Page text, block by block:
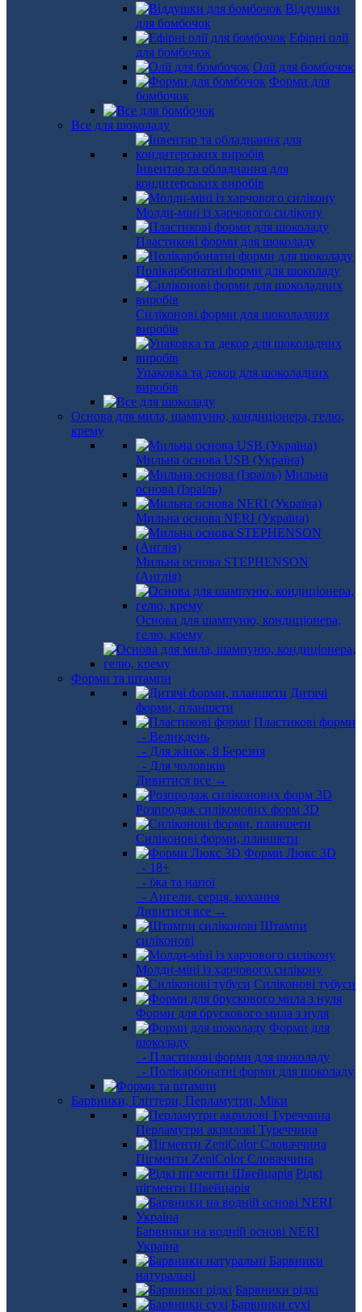
Віддушки
для бомбочок
Ефірні олії
для бомбочок
Олії для бомбочок
Форми для
бомбочок
Все для шоколаду
Інвентар та обладнання для
кондитерських виробів
Молди-міні із харчового силікону
Пластикові форми для шоколаду
Полікарбонатні форми для шоколаду
Силіконові форми для шоколадних
виробів
Упаковка та декор для шоколадних
виробів
Основа для мила, шампуню, кондиціонера, гелю,
крему
Мильна основа USB (Україна)
Мильна
основа (Ізраїль)
Мильна основа NERI (Україна)
Мильна основа STEPHENSON
(Англія)
Основа для шампуню, кондиціонера,
гелю, крему
Форми та штампи
Дитячі
форми, планшети
Пластикові форми
- Великдень
- Для жінок, 8 Березня
- Для чоловіків
Дивитися все →
Розпродаж силіконових форм 3D
Силіконові форми, планшети
Форми Люкс 3D
- 18+
- їжа та напої
- Ангели, серця, кохання
Дивитися все →
Штампи
силіконові
Молди-міні із харчового силікону
Силіконові тубуси
Форми для брускового мила з нуля
Форми для
шоколаду
- Пластикові форми для шоколаду
- Полікарбонатні форми для шоколаду
Барвники, Гліттери, Перламутри, Міки
Перламутри акрилові Туреччина
Пігменти ZeniColor Словаччина
Рідкі
пігменти Швейцарія
Барвники на водній основі NERI
Україна
Барвники
натуральні
Барвники рідкі
Барвники сухі